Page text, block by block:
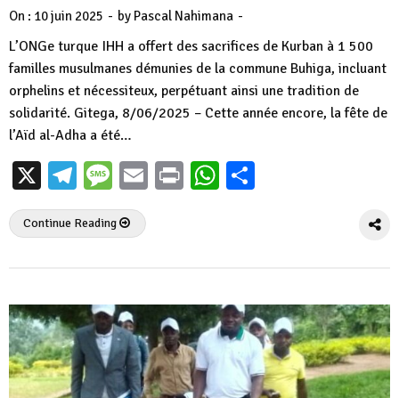
On : 10 juin 2025 - by Pascal Nahimana -
L’ONGe turque IHH a offert des sacrifices de Kurban à 1 500
familles musulmanes démunies de la commune Buhiga, incluant
orphelins et nécessiteux, perpétuant ainsi une tradition de
solidarité. Gitega, 8/06/2025 – Cette année encore, la fête de
l’Aïd al-Adha a été…
X Telegram
Message
EmailPrintWhatsApp
Continue Reading